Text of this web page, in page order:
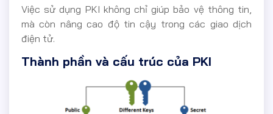
Việc sử dụng PKI không chỉ giúp bảo vệ thông tin,
mà còn nâng cao độ tin cậy trong các giao dịch
điện tử.
Thành phần và cấu trúc của PKI